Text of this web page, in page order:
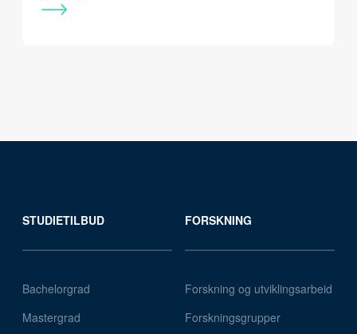
STUDIETILBUD
Bachelorgrad
Mastergrad
FORSKNING
Forskning og utviklingsarbeid
Forskningsgrupper